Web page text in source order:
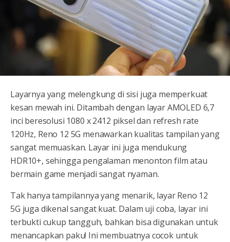
Layarnya yang melengkung di sisi juga memperkuat
kesan mewah ini. Ditambah dengan layar AMOLED 6,7
inci beresolusi 1080 x 2412 piksel dan refresh rate
120Hz, Reno 12 5G menawarkan kualitas tampilan yang
sangat memuaskan. Layar ini juga mendukung
HDR10+, sehingga pengalaman menonton film atau
bermain game menjadi sangat nyaman.
Tak hanya tampilannya yang menarik, layar Reno 12
5G juga dikenal sangat kuat. Dalam uji coba, layar ini
terbukti cukup tangguh, bahkan bisa digunakan untuk
menancapkan paku! Ini membuatnya cocok untuk